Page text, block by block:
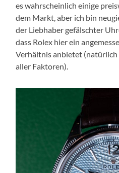
es wahrscheinlich einige
dem Markt, aber ich bin
der Liebhaber gefälschter
dass Rolex hier ein
Verhältnis anbietet
aller Faktoren).